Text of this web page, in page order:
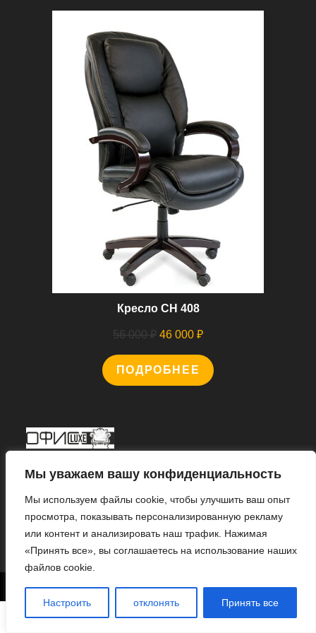
Мы уважаем вашу конфиденциальность
Мы используем файлы cookie, чтобы улучшить ваш опыт
просмотра, показывать персонализированную рекламу
или контент и анализировать наш трафик. Нажимая
«Принять все», вы соглашаетесь на использование наших
файлов cookie.
Настроить отклонять Принять все
Кресло CH 408
56 000₽ Первоначальная
цена
составляла
46 000 ₽Текущая
46
ПОДРОБНЕЕ
Откроется
в
новой
© 2022 «ИНТЕРНЕТ МАГАЗИН «ОФИС ЛЮКС».